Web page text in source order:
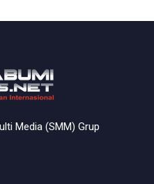
Media (SMM) Grup